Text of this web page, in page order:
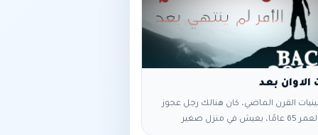
بعد
القرن الماضي، كان هنالك رجل عجوز
يبلغ من العمر 65 عامًا، يعيش في منزل صغير